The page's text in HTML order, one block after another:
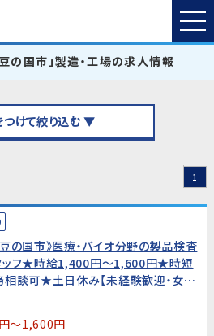
の国市」製造・工場の求人情報
つけて絞り込む ▼
1
の国市》医療・バイオ分野の製品検査
ッフ★時給1,400円〜1,600円★時短
相談可★土日休み【未経験歓迎・女性
～1,600円